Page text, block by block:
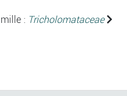
: Tricholomataceae